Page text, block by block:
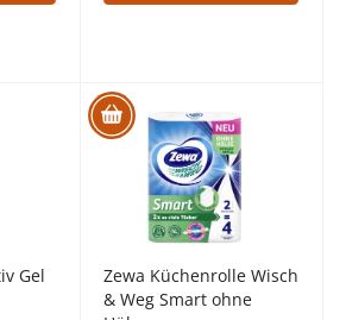
Gel
Zewa Küchenrolle Wisch
& Weg Smart ohne